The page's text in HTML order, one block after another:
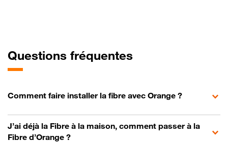
Questions fréquentes
Comment faire installer la fibre avec Orange ?
J’ai déjà la Fibre à la maison, comment passer à la
Fibre d’Orange ?